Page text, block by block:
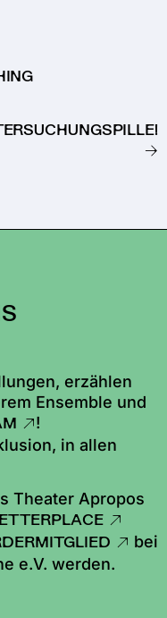
→
erzählen
Ensemble und
!
in allen
Theater Apropos
bei
e.V. werden.